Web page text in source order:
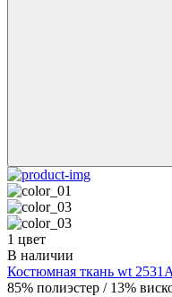
1 цвет
В наличии
Костюмная ткань wt
85% полиэстер / 13%